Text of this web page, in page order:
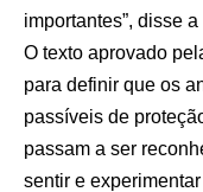
importantes”, disse
O texto aprovado
para definir que os
passíveis de
passam a ser
sentir e